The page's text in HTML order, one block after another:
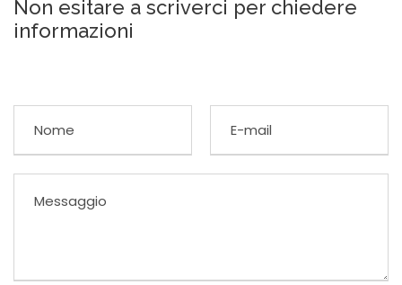
Non esitare a scriverci per chiedere
informazioni